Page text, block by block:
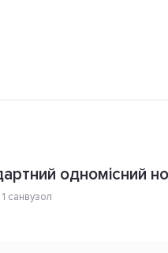
одномісний
1 санвузол